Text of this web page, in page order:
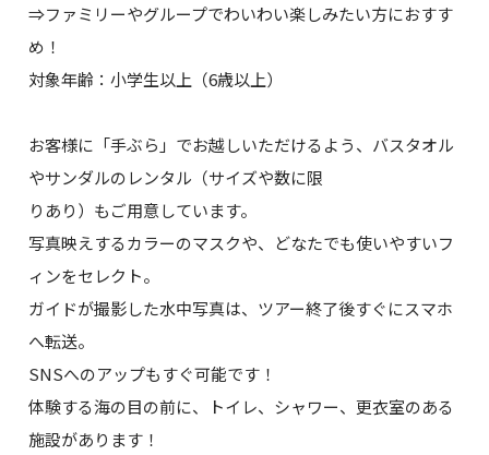
⇒ファミリーやグループでわいわい楽しみたい方におすす
め！
対象年齢：小学生以上（6歳以上）
お客様に「手ぶら」でお越しいただけるよう、バスタオル
やサンダルのレンタル（サイズや数に限
りあり）もご用意しています。
写真映えするカラーのマスクや、どなたでも使いやすいフ
ィンをセレクト。
ガイドが撮影した水中写真は、ツアー終了後すぐにスマホ
へ転送。
SNSへのアップもすぐ可能です！
体験する海の目の前に、トイレ、シャワー、更衣室のある
施設があります！